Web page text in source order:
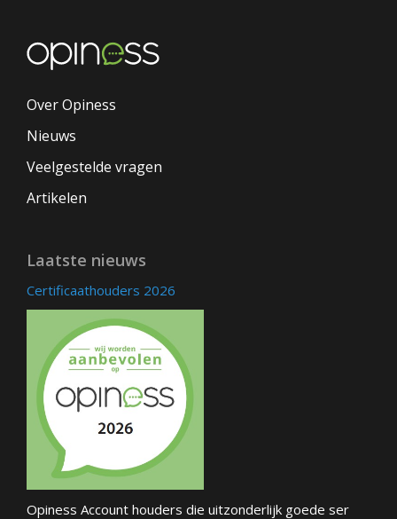
Over Opiness
Nieuws
Veelgestelde vragen
Artikelen
Laatste nieuws
Certificaathouders 2026
Opiness Account houders die uitzonderlijk goede ser